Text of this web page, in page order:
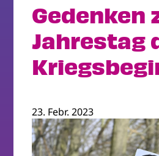
Gedenken
Jahrestag
23. Febr. 2023